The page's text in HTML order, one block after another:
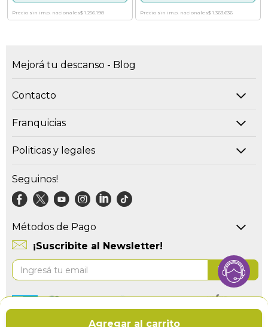
Agregar al carrito
Precio sin imp. nacionales$ 1.256.198 Precio sin imp. nacionales$ 1.363.636
Mejorá tu descanso - Blog
Contacto
Franquicias
Politicas y legales
¡Suscribite al Newsletter!
Suscríbase
al
informativo:
Enviar
Seguinos!
Métodos de Pago
Copyright © 2026 Sommiercenter.